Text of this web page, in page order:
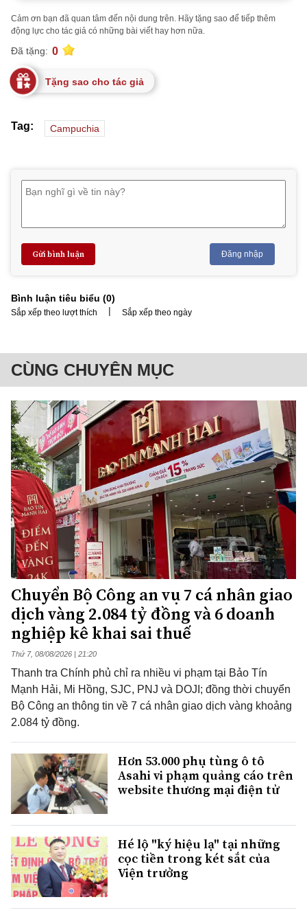
Cảm ơn bạn đã quan tâm đến nội dung trên. Hãy tặng sao để tiếp thêm
động lực cho tác giả có những bài viết hay hơn nữa.
Đã tặng: 0
Tặng sao cho tác giả
Tag: Campuchia
Gửi bình luận Đăng nhập
Bình luận tiêu biểu (0)
Sắp xếp theo lượt thích | Sắp xếp theo ngày
CÙNG CHUYÊN MỤC
Chuyển Bộ Công an vụ 7 cá nhân giao
dịch vàng 2.084 tỷ đồng và 6 doanh
nghiệp kê khai sai thuế
Thứ 7, 08/08/2026 | 21:20
Thanh tra Chính phủ chỉ ra nhiều vi phạm tại Bảo Tín
Mạnh Hải, Mi Hồng, SJC, PNJ và DOJI; đồng thời chuyển
Bộ Công an thông tin về 7 cá nhân giao dịch vàng khoảng
2.084 tỷ đồng.
Hơn 53.000 phụ tùng ô tô
Asahi vi phạm quảng cáo trên
website thương mại điện tử
Hé lộ "ký hiệu lạ" tại những
cọc tiền trong két sắt của
Viện trưởng